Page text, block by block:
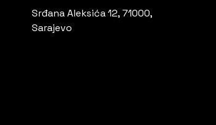
Srđana Aleksića 12, 71000,
Sarajevo